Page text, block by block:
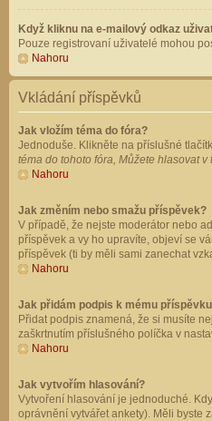
Když kliknu na e-mailový odkaz
Pouze registrovaní uživatelé mohou
Nahoru
Vkládání příspěvků
Jak vložím téma do fóra?
Jednoduše. Klikněte na příslušné
téma do tohoto fóra, Můžete hlasovat v
Nahoru
Jak změním nebo smažu příspěvek?
V případě, že nejste moderátor nebo
příspěvek a vy ho upravíte, objeví se
příspěvek (ti by měli sami zanechat
Nahoru
Jak přidám podpis k mému
Přidat podpis znamená, že si musíte
zaškrtnutím příslušného políčka v
Nahoru
Jak vytvořím hlasování?
Vytvoření hlasování je jednoduché.
oprávnění vytvářet ankety). Měli byste